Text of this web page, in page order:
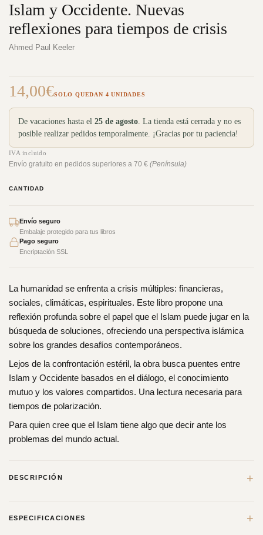
Islam y Occidente. Nuevas
reflexiones para tiempos de crisis
Ahmed Paul Keeler
14,00€SOLO QUEDAN 4 UNIDADES
De vacaciones hasta el 25 de agosto. La tienda está cerrada y no es
posible realizar pedidos temporalmente. ¡Gracias por tu paciencia!
IVA incluido
Envío gratuito en pedidos superiores a 70 € (Península)
CANTIDAD
Envío seguro
Embalaje protegido para tus libros
Pago seguro
Encriptación SSL
La humanidad se enfrenta a crisis múltiples: financieras,
sociales, climáticas, espirituales. Este libro propone una
reflexión profunda sobre el papel que el Islam puede jugar en la
búsqueda de soluciones, ofreciendo una perspectiva islámica
sobre los grandes desafíos contemporáneos.
Lejos de la confrontación estéril, la obra busca puentes entre
Islam y Occidente basados en el diálogo, el conocimiento
mutuo y los valores compartidos. Una lectura necesaria para
tiempos de polarización.
Para quien cree que el Islam tiene algo que decir ante los
problemas del mundo actual.
DESCRIPCIÓN +
humanidad entera es el equilibrio entre las necesidades
ESPECIFICACIONES +